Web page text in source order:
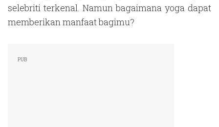
selebriti terkenal. Namun bagaimana yoga dapat
memberikan manfaat bagimu?